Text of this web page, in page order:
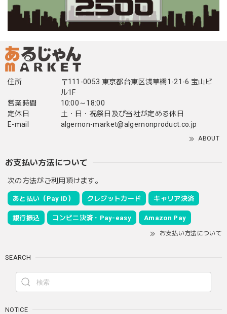
住所
〒111-0053 東京都台東区浅草橋1-21-6 宝山ビ
ル1F
営業時間
10:00～18:00
定休日
土・日・祝祭日及び当社が定める休日
E-mail
algernon-market@algernonproduct.co.jp
ABOUT
お支払い方法について
次の方法がご利用頂けます。
あと払い（Pay ID） クレジットカード キャリア決済
銀行振込 コンビニ決済・Pay-easy Amazon Pay
お支払い方法について
SEARCH
NOTICE